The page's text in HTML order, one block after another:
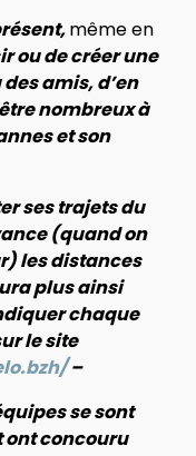
même en
ou de créer une
amis, d’en
nombreux à
et son
ses trajets du
(quand on
les distances
plus ainsi
chaque
le site
–
se sont
ont concouru